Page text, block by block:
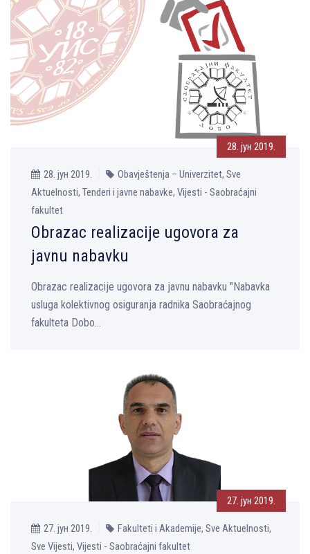
28. јун 2019.
28. јун 2019.
Obavještenja – Univerzitet, Sve
Aktuelnosti, Tenderi i javne nabavke, Vijesti - Saobraćajni
fakultet
Obrazac realizacije ugovora za
javnu nabavku
Obrazac realizacije ugovora za javnu nabavku "Nabavka
usluga kolektivnog osiguranja radnika Saobraćajnog
fakulteta Dobo...
27. јун 2019.
27. јун 2019.
Fakulteti i Akademije, Sve Aktuelnosti,
Sve Vijesti, Vijesti - Saobraćajni fakultet